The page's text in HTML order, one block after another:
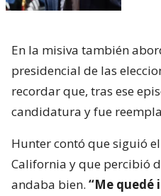
En la misiva también
presidencial de las
recordar que, tras ese
candidatura y fue
Hunter contó que siguió
California y que percibió
andaba bien. “Me quedé